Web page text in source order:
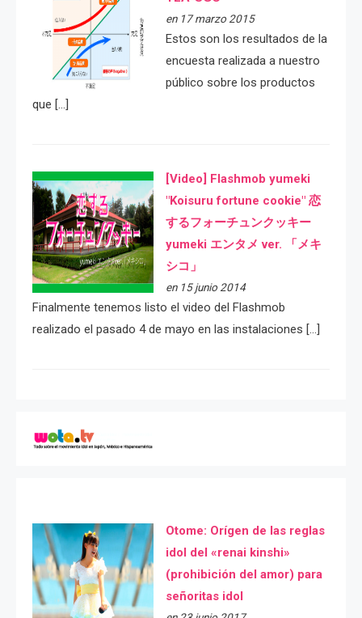
en 17 marzo 2015
Estos son los resultados de la
encuesta realizada a nuestro
público sobre los productos
que […]
[Video] Flashmob yumeki
"Koisuru fortune cookie" 恋
するフォーチュンクッキー
yumeki エンタメ ver. 「メキ
シコ」
en 15 junio 2014
Finalmente tenemos listo el video del Flashmob
realizado el pasado 4 de mayo en las instalaciones […]
Otome: Orígen de las reglas
idol del «renai kinshi»
(prohibición del amor) para
señoritas idol